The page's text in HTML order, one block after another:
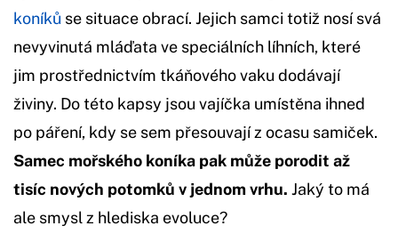
koníků se situace obrací. Jejich samci totiž nosí svá
nevyvinutá mláďata ve speciálních líhních, které
jim prostřednictvím tkáňového vaku dodávají
živiny. Do této kapsy jsou vajíčka umístěna ihned
po páření, kdy se sem přesouvají z ocasu samiček.
Samec mořského koníka pak může porodit až
tisíc nových potomků v jednom vrhu. Jaký to má
ale smysl z hlediska evoluce?